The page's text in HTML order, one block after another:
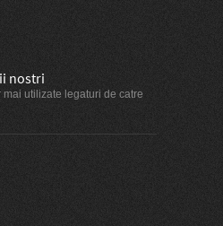
nostri
mai utilizate legaturi de catre